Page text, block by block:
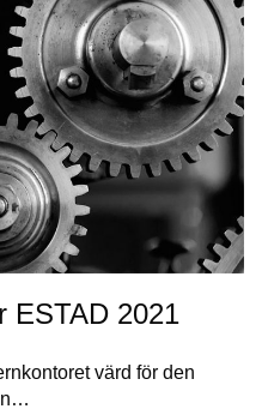
ESTAD 2021
värd för den